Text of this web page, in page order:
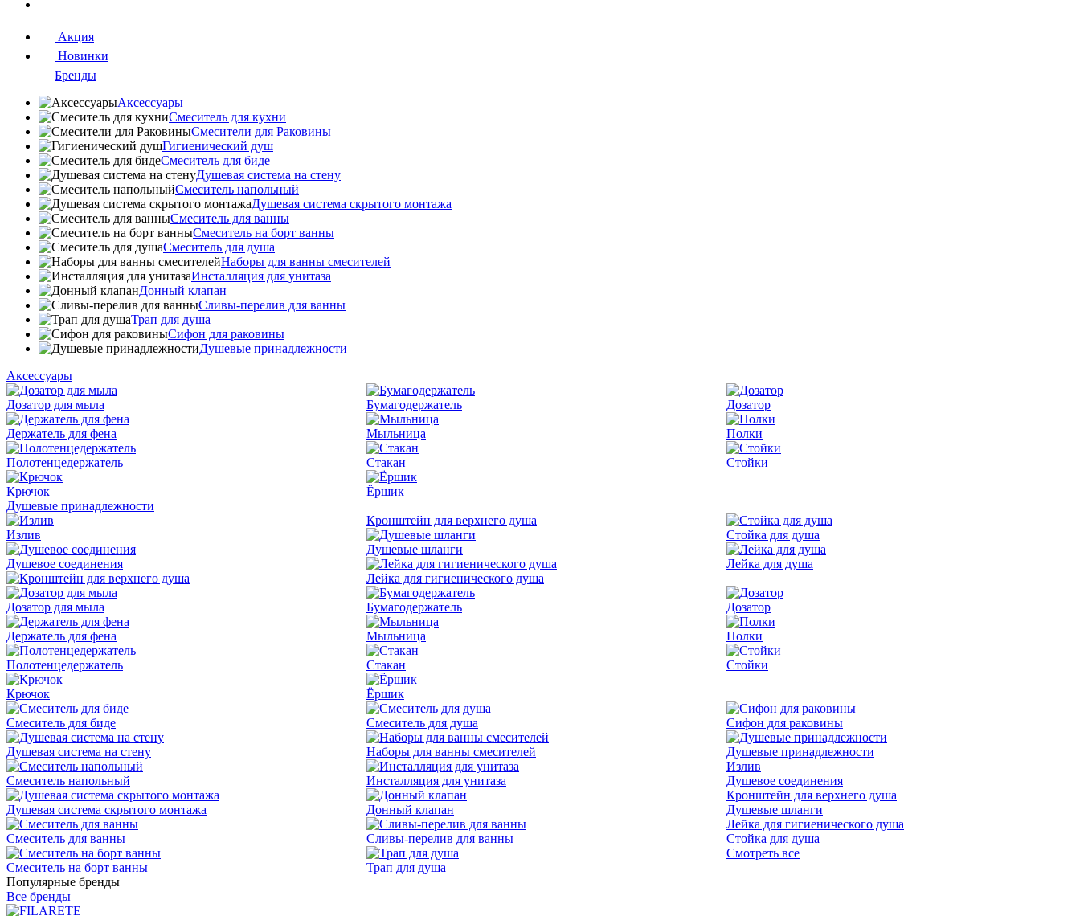
Акция
Новинки
Бренды
Аксессуары
Смеситель для кухни
Смесители для Раковины
Гигиенический душ
Смеситель для биде
Душевая система на стену
Смеситель напольный
Душевая система скрытого монтажа
Смеситель для ванны
Смеситель на борт ванны
Смеситель для душа
Наборы для ванны смесителей
Инсталляция для унитаза
Донный клапан
Cливы-перелив для ванны
Трап для душа
Сифон для раковины
Душевые принадлежности
Аксессуары
Дозатор для мыла
Держатель для фена
Полотенцедержатель
Крючок
Бумагодержатель
Мыльница
Стакан
Ёршик
Дозатор
Полки
Стойки
Душевые принадлежности
Излив
Душевое соединения
Кронштейн для верхнего душа
Душевые шланги
Лейка для гигиенического душа
Стойка для душа
Лейка для душа
Дозатор для мыла
Держатель для фена
Полотенцедержатель
Крючок
Бумагодержатель
Мыльница
Стакан
Ёршик
Дозатор
Полки
Стойки
Смеситель для биде
Душевая система на стену
Смеситель напольный
Душевая система скрытого монтажа
Смеситель для ванны
Смеситель на борт ванны
Смеситель для душа
Наборы для ванны смесителей
Инсталляция для унитаза
Донный клапан
Cливы-перелив для ванны
Трап для душа
Сифон для раковины
Душевые принадлежности
Излив
Душевое соединения
Кронштейн для верхнего душа
Душевые шланги
Лейка для гигиенического душа
Стойка для душа
Смотреть все
Популярные бренды
Все бренды